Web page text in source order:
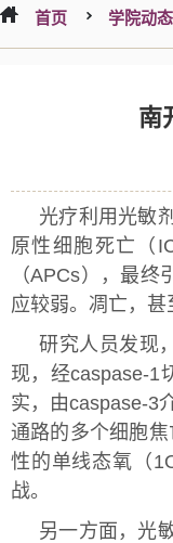
首页 学院动态
南
光疗利用光敏
原性细胞死亡（
（APCs），最
应较弱。凋亡，
研究人员发现
现，经caspase-1
实，由caspase-3
通路的多个细胞
性的单线态氧（
战。
另一方面，光